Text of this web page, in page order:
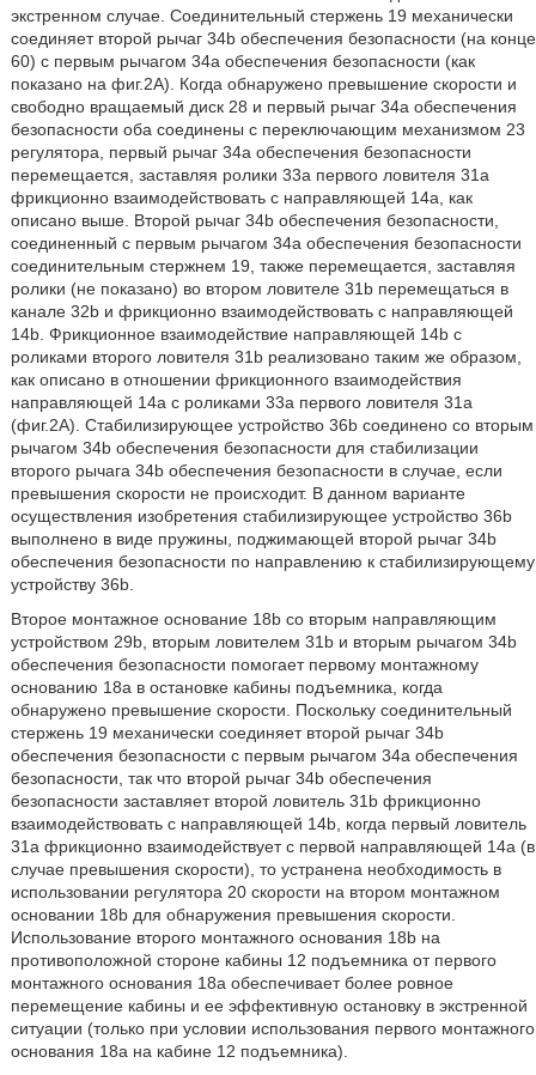
экстренном случае. Соединительный стержень 19 механически
соединяет второй рычаг 34b обеспечения безопасности (на конце
60) с первым рычагом 34a обеспечения безопасности (как
показано на фиг.2А). Когда обнаружено превышение скорости и
свободно вращаемый диск 28 и первый рычаг 34a обеспечения
безопасности оба соединены с переключающим механизмом 23
регулятора, первый рычаг 34a обеспечения безопасности
перемещается, заставляя ролики 33a первого ловителя 31a
фрикционно взаимодействовать с направляющей 14a, как
описано выше. Второй рычаг 34b обеспечения безопасности,
соединенный с первым рычагом 34a обеспечения безопасности
соединительным стержнем 19, также перемещается, заставляя
ролики (не показано) во втором ловителе 31b перемещаться в
канале 32b и фрикционно взаимодействовать с направляющей
14b. Фрикционное взаимодействие направляющей 14b с
роликами второго ловителя 31b реализовано таким же образом,
как описано в отношении фрикционного взаимодействия
направляющей 14a с роликами 33a первого ловителя 31a
(фиг.2A). Стабилизирующее устройство 36b соединено со вторым
рычагом 34b обеспечения безопасности для стабилизации
второго рычага 34b обеспечения безопасности в случае, если
превышения скорости не происходит. В данном варианте
осуществления изобретения стабилизирующее устройство 36b
выполнено в виде пружины, поджимающей второй рычаг 34b
обеспечения безопасности по направлению к стабилизирующему
устройству 36b.
Второе монтажное основание 18b со вторым направляющим
устройством 29b, вторым ловителем 31b и вторым рычагом 34b
обеспечения безопасности помогает первому монтажному
основанию 18a в остановке кабины подъемника, когда
обнаружено превышение скорости. Поскольку соединительный
стержень 19 механически соединяет второй рычаг 34b
обеспечения безопасности с первым рычагом 34a обеспечения
безопасности, так что второй рычаг 34b обеспечения
безопасности заставляет второй ловитель 31b фрикционно
взаимодействовать с направляющей 14b, когда первый ловитель
31a фрикционно взаимодействует с первой направляющей 14a (в
случае превышения скорости), то устранена необходимость в
использовании регулятора 20 скорости на втором монтажном
основании 18b для обнаружения превышения скорости.
Использование второго монтажного основания 18b на
противоположной стороне кабины 12 подъемника от первого
монтажного основания 18а обеспечивает более ровное
перемещение кабины и ее эффективную остановку в экстренной
ситуации (только при условии использования первого монтажного
основания 18а на кабине 12 подъемника).